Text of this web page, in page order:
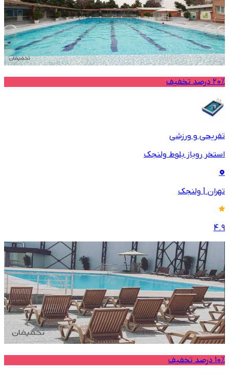
20% درصد تخفیف
تفریحی و ورزشی
استخر روباز بلوط ولنجک
تهران | ولنجک
4.9
10% درصد تخفیف